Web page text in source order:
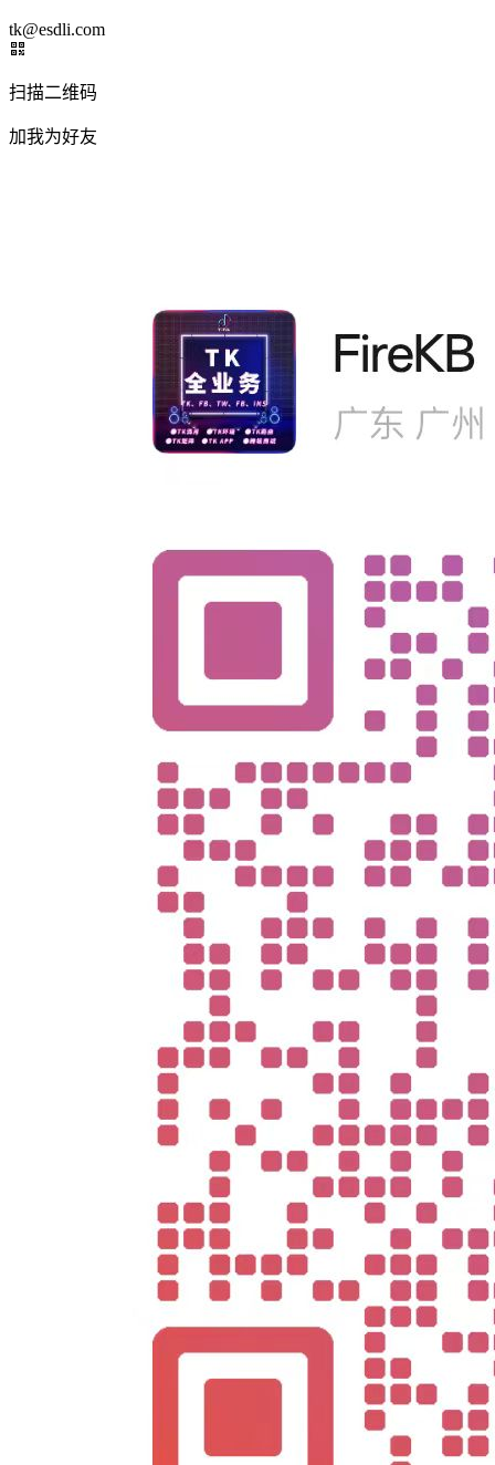
tk@esdli.com
扫描二维码
加我为好友